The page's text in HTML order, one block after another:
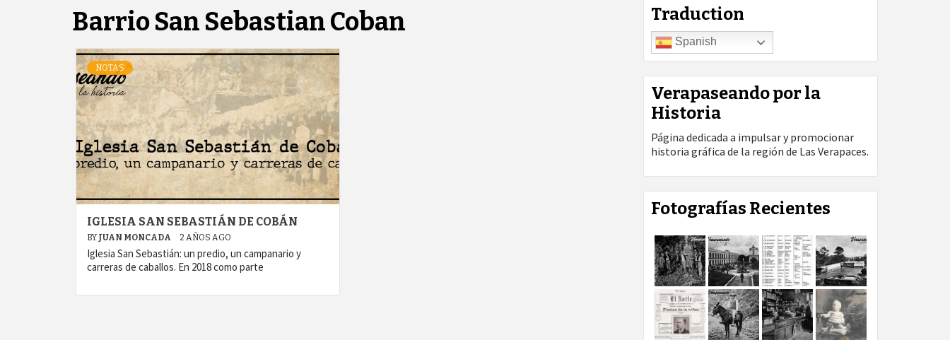
Barrio San Sebastian Coban
NOTAS
IGLESIA SAN SEBASTIÁN DE COBÁN
BY JUAN MONCADA 2 AÑOS AGO
Iglesia San Sebastián: un predio, un campanario y
carreras de caballos. En 2018 como parte
Traduction
Spanish
Verapaseando por la
Historia
Página dedicada a impulsar y promocionar
historia gráfica de la región de Las Verapaces.
Fotografías Recientes